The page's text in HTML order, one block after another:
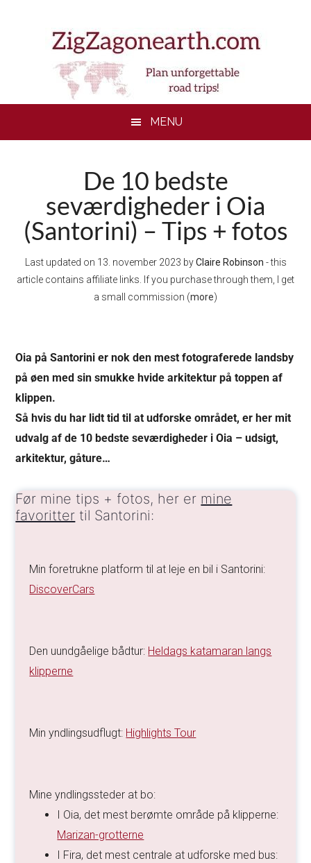
MENU
De 10 bedste
seværdigheder i Oia
(Santorini) – Tips + fotos
Last updated on 13. november 2023 byClaire Robinson - this
article contains affiliate links. If you purchase through them, I get
a small commission (more)
Oia på Santorini er nok den mest fotograferede landsby
på øen med sin smukke hvide arkitektur på toppen af
klippen.
Så hvis du har lidt tid til at udforske området, er her mit
udvalg af de 10 bedste seværdigheder i Oia – udsigt,
arkitektur, gåture…
Før mine tips + fotos, her er mine
favoritter til Santorini:
Min foretrukne platform til at leje en bil i Santorini:
DiscoverCars
Den uundgåelige bådtur: Heldags katamaran langs
klipperne
Min yndlingsudflugt: Highlights Tour
Mine yndlingssteder at bo:
I Oia, det mest berømte område på klipperne:
Marizan-grotterne
I Fira, det mest centrale at udforske med bus: